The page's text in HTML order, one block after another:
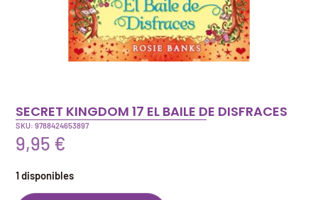
SECRET KINGDOM 17 EL BAILE DE DISFRACES
SKU: 9788424653897
9,95 €
1 disponibles